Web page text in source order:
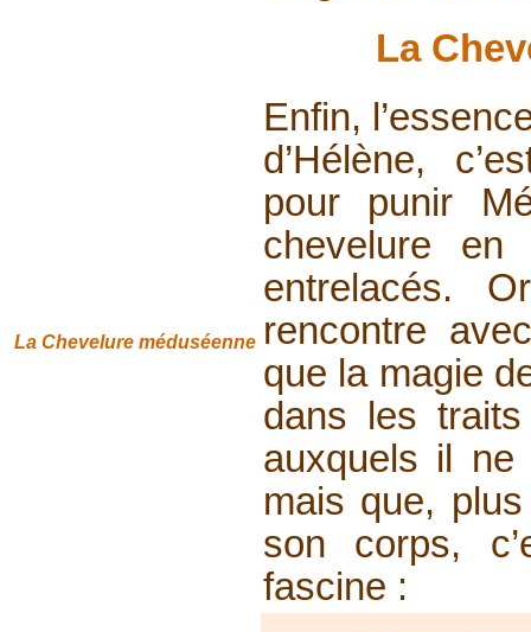
La
La Chevelure méduséenne
Enfin,
d’Hélène,
pour punir
chevelure
entrelacés.
rencontre
que la magie
dans les
auxquels il ne
mais que,
son corps,
fascine :